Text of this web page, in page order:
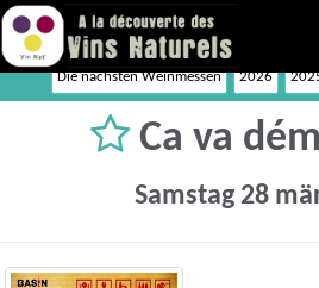
Die nächsten Weinmessen 2026
Ca va
Samstag 28